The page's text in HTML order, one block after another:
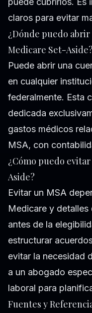
claros para evitar
¿Dónde puedo
Medicare Set-Aside?
Puede abrir una
en cualquier
federalmente. Esta
dedicada
gastos médicos
MSA, con
¿Cómo puedo
Aside?
Evitar un MSA
Medicare y
antes de la
estructurar
evitar la necesidad
a un abogado
laboral para
Fuentes y